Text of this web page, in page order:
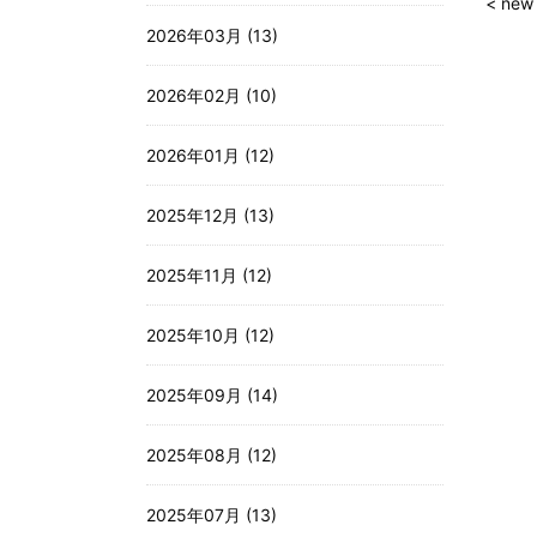
2026年03月 (13)
2026年02月 (10)
2026年01月 (12)
2025年12月 (13)
2025年11月 (12)
2025年10月 (12)
2025年09月 (14)
2025年08月 (12)
2025年07月 (13)